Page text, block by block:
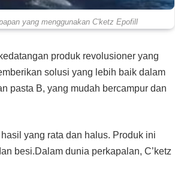
yang menggunakan C'ketz Epofill
produk revolusioner yang
solusi yang lebih baik dalam
pasta B, yang mudah bercampur dan
yang rata dan halus. Produk ini
besi.Dalam dunia perkapalan, C’ketz